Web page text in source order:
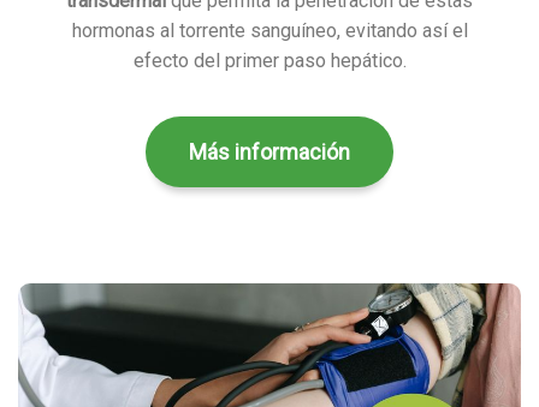
hormonas al torrente sanguíneo, evitando así el
efecto del primer paso hepático.
Más información